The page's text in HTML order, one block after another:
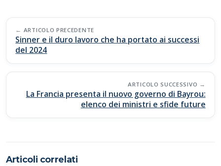
b
o
o
k
s
A
p
p
y
Li
k
di
vi
Post
navigation
ARTICOLO PRECEDENTE
Sinner e il duro lavoro che ha portato ai successi
del 2024
ARTICOLO SUCCESSIVO
La Francia presenta il nuovo governo di Bayrou:
elenco dei ministri e sfide future
Articoli correlati